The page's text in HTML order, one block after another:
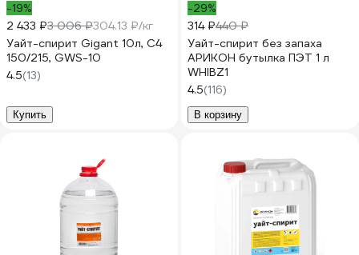
-19%
2 433 ₽3 006 ₽304.13 ₽/кг
Уайт-спирит Gigant 10л, С4
150/215, GWS-10
4.5(13)
Купить
-29%
314 ₽440 ₽
Уайт-спирит без запаха
АРИКОН бутылка ПЭТ 1 л
WHIBZ1
4.5(116)
В корзину